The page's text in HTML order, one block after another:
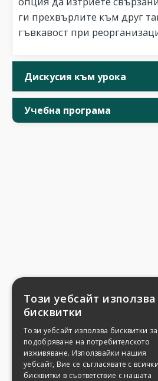
ги прехвърлите към друг
гъвкавост при
Дискусия към урока
Учебна програма
Този уебсайт използва
бисквитки
Този уебсайт използва бисквитки за
подобряване на потребителското
изживяване. Използвайки нашия
уебсайт, Вие се съгласявате с всички
бисквитки в съответствие с нашата